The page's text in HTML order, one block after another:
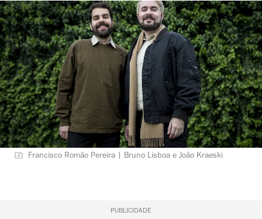
Francisco Romão Pereira | Bruno Lisboa e João Kraeski
PUBLICIDADE